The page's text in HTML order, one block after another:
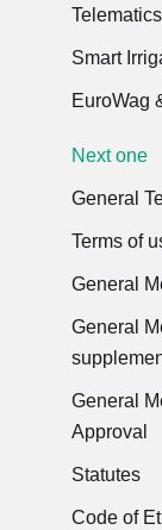
Telematics
Smart
EuroWag
Next one
General
Terms of
General
General
General
Approval
Statutes
Code of